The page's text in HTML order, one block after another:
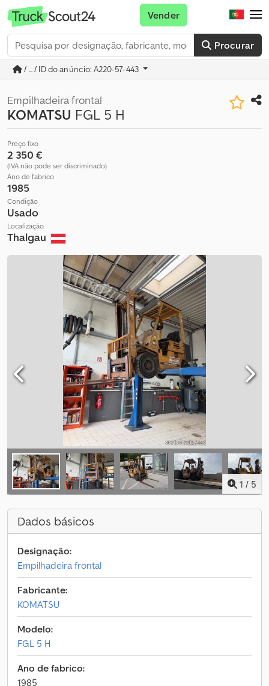
Procurar
Vender
/ ... / ID do anúncio: A220-57-443
Empilhadeira frontal
KOMATSU FGL 5 H
Preço fixo
2 350 €
(IVA não pode ser discriminado)
Ano de fabrico
1985
Condição
Usado
Localização
Thalgau
1 / 5
Dados básicos
Designação:
Empilhadeira frontal
Fabricante:
KOMATSU
Modelo:
FGL 5 H
Ano de fabrico:
1985